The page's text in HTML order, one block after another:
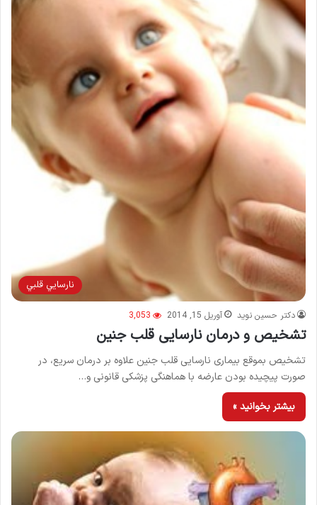
نارسايي قلبي
دکتر حسین نوید آوریل 15, 2014 3,053
تشخیص و درمان نارسایی قلب جنین
تشخیص بموقع بیماری‌ نارسایی قلب جنین علاوه بر درمان سریع، در
صورت پیچیده بودن عارضه با هماهنگی پزشکی قانونی و…
بیشتر بخوانید »